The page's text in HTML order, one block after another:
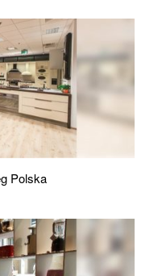
Polska